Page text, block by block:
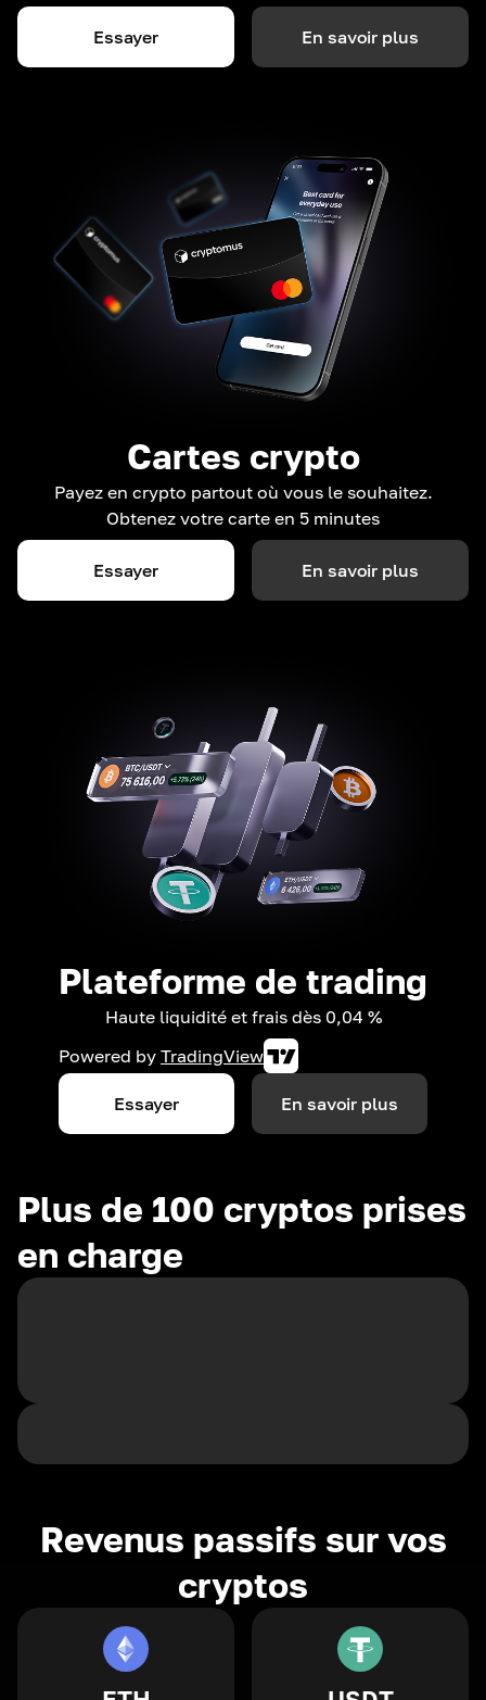
Essayer En savoir plus
Cartes crypto
Payez en crypto partout où vous le souhaitez.
Obtenez votre carte en 5 minutes
Essayer En savoir plus
Plateforme de trading
Haute liquidité et frais dès 0,04 %
Powered by TradingView
Essayer En savoir plus
Plus de 100 cryptos prises
en charge
Revenus passifs sur vos
cryptos